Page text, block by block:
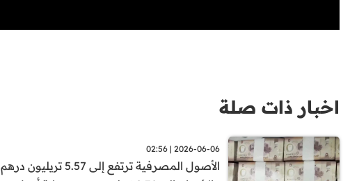
اخبار ذات صلة
2026-06-06 | 02:56
الأصول المصرفية ترتفع إلى 5.57 تريليون درهم